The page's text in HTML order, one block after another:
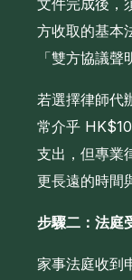
方收取的基本
「雙方協議聲
若選擇律師代
常介乎
支出，但專業
更長遠的時間
步驟二：法庭
家事法庭收到